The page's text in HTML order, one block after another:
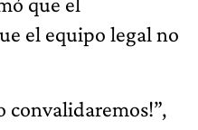
el equipo legal no
convalidaremos!”,